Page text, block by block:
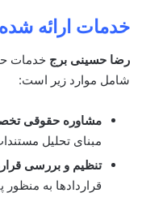
خدمات ارائه شده
رضا حسینی برج خدمات
شامل موارد زیر است:
مشاوره حقوقی
مبنای تحلیل
تنظیم و بررسی
قراردادها به